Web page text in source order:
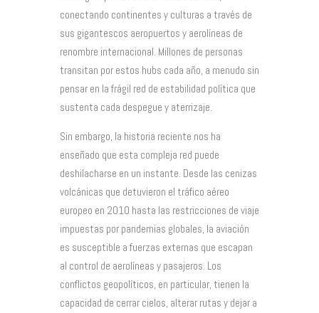
conectando continentes y culturas a través de
sus gigantescos aeropuertos y aerolíneas de
renombre internacional. Millones de personas
transitan por estos hubs cada año, a menudo sin
pensar en la frágil red de estabilidad política que
sustenta cada despegue y aterrizaje.
Sin embargo, la historia reciente nos ha
enseñado que esta compleja red puede
deshilacharse en un instante. Desde las cenizas
volcánicas que detuvieron el tráfico aéreo
europeo en 2010 hasta las restricciones de viaje
impuestas por pandemias globales, la aviación
es susceptible a fuerzas externas que escapan
al control de aerolíneas y pasajeros. Los
conflictos geopolíticos, en particular, tienen la
capacidad de cerrar cielos, alterar rutas y dejar a